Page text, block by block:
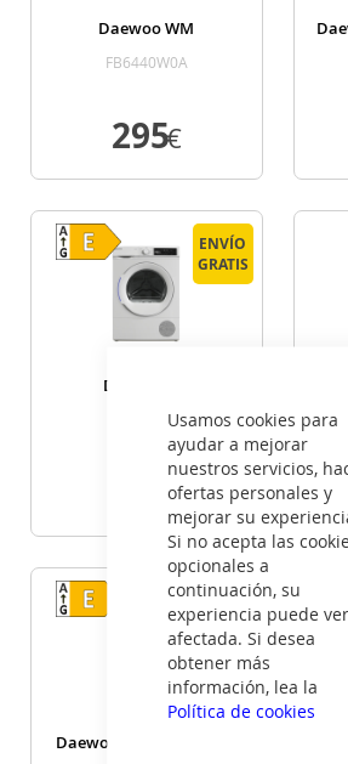
Usamos cookies para
ayudar a mejorar
nuestros servicios,
ofertas personales y
mejorar su
Si no acepta las
opcionales a
continuación, su
experiencia puede
afectada. Si desea
obtener más
información, lea la
Política de cookies
Daewoo WM
FB6440W0A
295
€
ENVÍO
GRATIS
Daewoo TD
B8GP0WE0
VER DETALLE
369
€
ENVÍO
GRATIS
Daewoo CKM0327EPEA0